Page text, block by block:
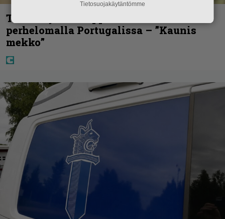
Tältä näyttää Vappu Pimiän
perhelomalla Portugalissa – ”Kaunis
mekko”
Tietosuojakäytäntömme